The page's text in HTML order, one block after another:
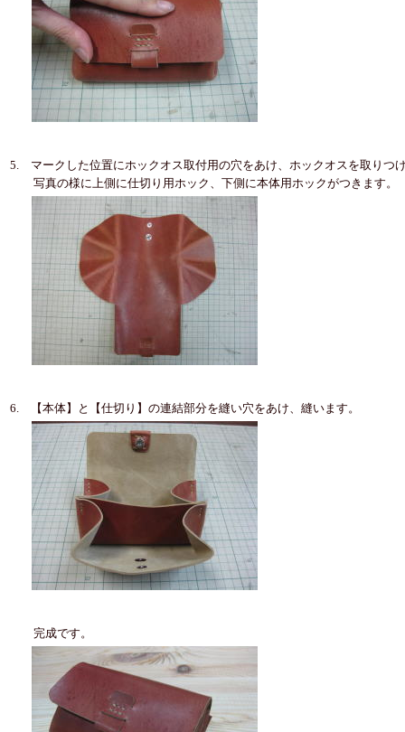
5. マークした位置にホックオス取付用の穴をあけ、ホックオスを取りつ
写真の様に上側に仕切り用ホック、下側に本体用ホックがつきます。
6. 【本体】と【仕切り】の連結部分を縫い穴をあけ、縫います。
完成です。